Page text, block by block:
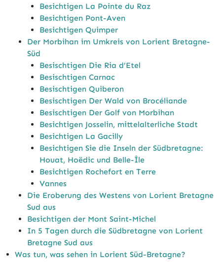
Besichtigen La Pointe du Raz
Besichtigen Pont-Aven
Besichtigen Quimper
Der Morbihan im Umkreis von Lorient Bretagne-
Süd
Besischtigen Die Ria d’Etel
Besischtigen Carnac
Besischtigen Quiberon
Besischtigen Der Wald von Brocéliande
Besischtigen Der Golf von Morbihan
Besichtigen Josselin, mittelalterliche Stadt
Besichtigen La Gacilly
Besichtigen Sie die Inseln der Südbretagne:
Houat, Hoëdic und Belle-Île
Besichtigen Rochefort en Terre
Vannes
Die Eroberung des Westens von Lorient Bretagne
Sud aus
Besichtigen der Mont Saint-Michel
In 5 Tagen durch die Südbretagne von Lorient
Bretagne Sud aus
Was tun, was sehen in Lorient Süd-Bretagne?